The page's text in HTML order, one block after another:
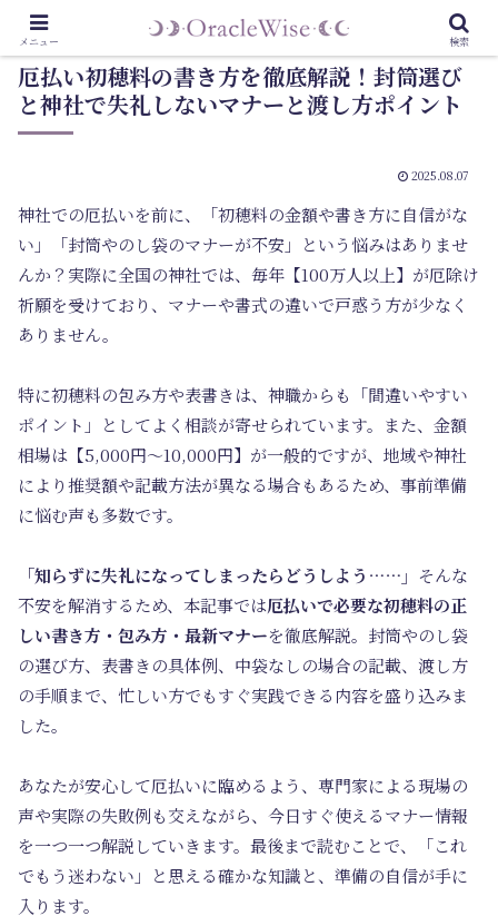
厄払い初穂料の書き方を徹底解説！封筒選び
と神社で失礼しないマナーと渡し方ポイント
2025.08.07
神社での厄払いを前に、「初穂料の金額や書き方に自信がな
い」「封筒やのし袋のマナーが不安」という悩みはありませ
んか？実際に全国の神社では、毎年【100万人以上】が厄除け
祈願を受けており、マナーや書式の違いで戸惑う方が少なく
ありません。
特に初穂料の包み方や表書きは、神職からも「間違いやすい
ポイント」としてよく相談が寄せられています。また、金額
相場は【5,000円〜10,000円】が一般的ですが、地域や神社
により推奨額や記載方法が異なる場合もあるため、事前準備
に悩む声も多数です。
「知らずに失礼になってしまったらどうしよう……」 そんな
不安を解消するため、本記事では厄払いで必要な初穂料の正
しい書き方・包み方・最新マナーを徹底解説。封筒やのし袋
の選び方、表書きの具体例、中袋なしの場合の記載、渡し方
の手順まで、忙しい方でもすぐ実践できる内容を盛り込みま
した。
あなたが安心して厄払いに臨めるよう、専門家による現場の
声や実際の失敗例も交えながら、今日すぐ使えるマナー情報
を一つ一つ解説していきます。最後まで読むことで、「これ
でもう迷わない」と思える確かな知識と、準備の自信が手に
入ります。
メニュー 検索